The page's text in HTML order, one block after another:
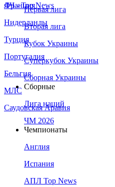
Франция
Нидерланды
Турция
Португалия
Бельгия
МЛС
Саудовская Аравия
ЛЧ - Top News
Первая лига
Вторая лига
Кубок Украины
Суперкубок Украины
Сборная Украины
Сборные
Лига наций
ЧМ 2026
Чемпионаты
Англия
Испания
АПЛ Top News